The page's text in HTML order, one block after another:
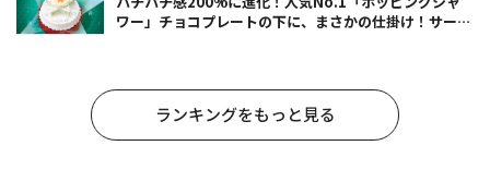
ワー」チョコプレートの下に、まさかの仕掛け！サーテ
ランキングをもっと見る